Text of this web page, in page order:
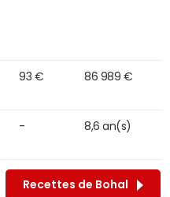
93 € 86 989 €
- 8,6 an(s)
Recettes de Bohal